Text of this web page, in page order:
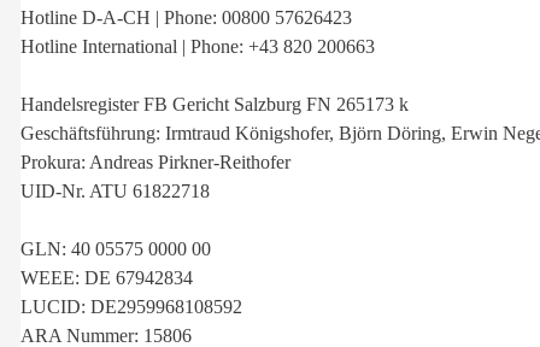
Hotline D-A-CH | Phone: 00800 57626423
Hotline International | Phone: +43 820 200663
Handelsregister FB Gericht Salzburg FN 265173 k
Geschäftsführung: Irmtraud Königshofer, Björn Döring, Erwin
Prokura: Andreas Pirkner-Reithofer
UID-Nr. ATU 61822718
GLN: 40 05575 0000 00
WEEE: DE 67942834
LUCID: DE2959968108592
ARA Nummer: 15806